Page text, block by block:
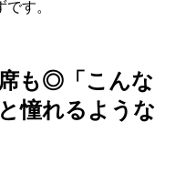
す。
も◎「こんな
憧れるような